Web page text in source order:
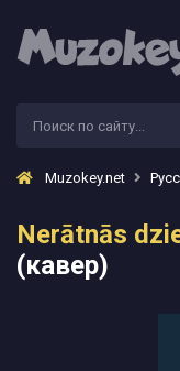
Muzokey.net
Nerātnās
(кавер)